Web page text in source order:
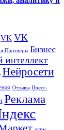
VK VK
Партнеры Бизнес
интеллект
Нейросети
Отзывы Пресс-
Реклама